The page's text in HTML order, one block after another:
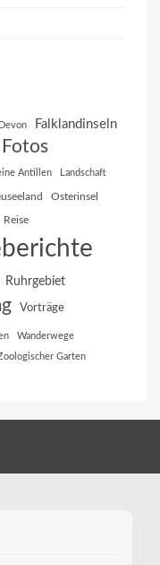
Devon Falklandinseln
Fotos
Antillen Landschaft
Osterinsel
Reise
Ruhrgebiet
Vorträge
Wanderwege
Garten